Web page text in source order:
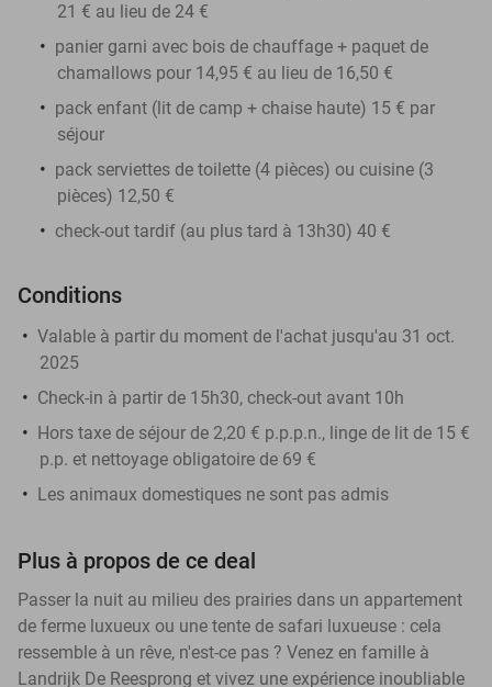
21 € au lieu de 24 €
panier garni avec bois de chauffage + paquet de
chamallows pour 14,95 € au lieu de 16,50 €
pack enfant (lit de camp + chaise haute) 15 € par
séjour
pack serviettes de toilette (4 pièces) ou cuisine (3
pièces) 12,50 €
check-out tardif (au plus tard à 13h30) 40 €
Conditions
Valable à partir du moment de l'achat jusqu'au 31 oct.
2025
Check-in à partir de 15h30, check-out avant 10h
Hors taxe de séjour de 2,20 € p.p.p.n., linge de lit de 15 €
p.p. et nettoyage obligatoire de 69 €
Les animaux domestiques ne sont pas admis
Plus à propos de ce deal
Passer la nuit au milieu des prairies dans un appartement
de ferme luxueux ou une tente de safari luxueuse : cela
ressemble à un rêve, n'est-ce pas ? Venez en famille à
Landrijk De Reesprong et vivez une expérience inoubliable